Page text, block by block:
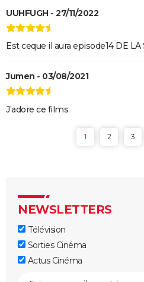
UUHFUGH - 27/11/2022
Est ceque il aura episode14 DE LA
Jumen - 03/08/2021
J’adore ce films.
1 2 3
NEWSLETTERS
Télévision
Sorties Cinéma
Actus Cinéma